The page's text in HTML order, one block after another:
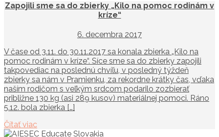
Zapojili sme sa do zbierky „Kilo na pomoc rodinám v
kríze“
6. decembra 2017
V čase od 3.11. do 30.11.2017 sa konala zbierka „Kilo na
pomoc rodinám v kríze“. Síce sme sa do zbierky zapojili
takpovediac na poslednú chvíľu, v posledný týždeň
zbierky sa nám v Pramienku, za rekordne krátky čas, vďaka
naším rodičom s veľkým srdcom podarilo zozbierať
približne 130 kg (asi 289 kusov) materiálnej pomoci. Ráno
5.12. bola zbierka […]
Čítať viac